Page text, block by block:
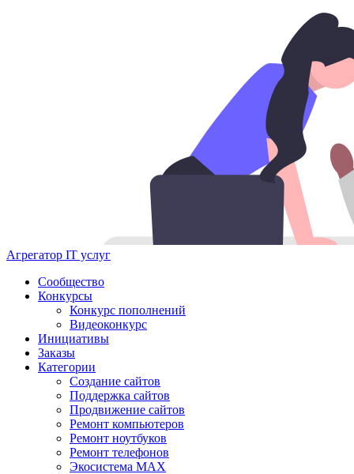
Агрегатор IT услуг
Сообщество
Конкурсы
Конкурс пополнений
Видеоконкурс
Инициативы
Заказы
Категории
Создание сайтов
Поддержка сайтов
Продвижение сайтов
Ремонт компьютеров
Ремонт ноутбуков
Ремонт телефонов
Экосистема MAX